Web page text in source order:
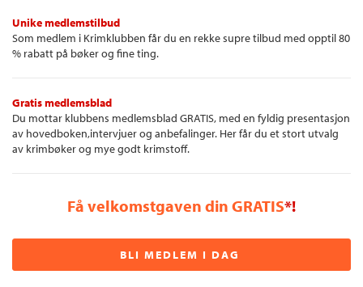
Unike medlemstilbud
Som medlem i Krimklubben får du en rekke supre tilbud med opptil 80
% rabatt på bøker og fine ting.
Gratis medlemsblad
Du mottar klubbens medlemsblad GRATIS, med en fyldig presentasjon
av hovedboken,intervjuer og anbefalinger. Her får du et stort utvalg
av krimbøker og mye godt krimstoff.
Få velkomstgaven din GRATIS*!
BLI MEDLEM I DAG